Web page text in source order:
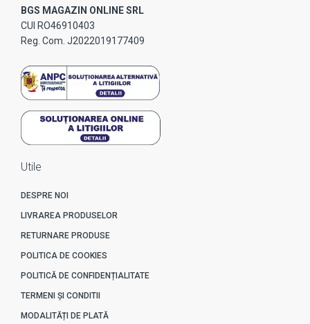
BGS MAGAZIN ONLINE SRL
CUI RO46910403
Reg. Com. J2022019177409
Utile
DESPRE NOI
LIVRAREA PRODUSELOR
RETURNARE PRODUSE
POLITICA DE COOKIES
POLITICĂ DE CONFIDENȚIALITATE
TERMENI ȘI CONDITII
MODALITĂȚI DE PLATĂ